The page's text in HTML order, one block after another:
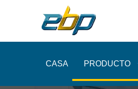
CASA PRODUCTO